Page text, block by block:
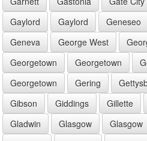
Gaylord
Gaylord Geneseo
Geneva
George West
Georgetown
Georgetown
Georgetown
Gering
Gibson
Giddings Gillette
Gladwin
Glasgow Glasgow